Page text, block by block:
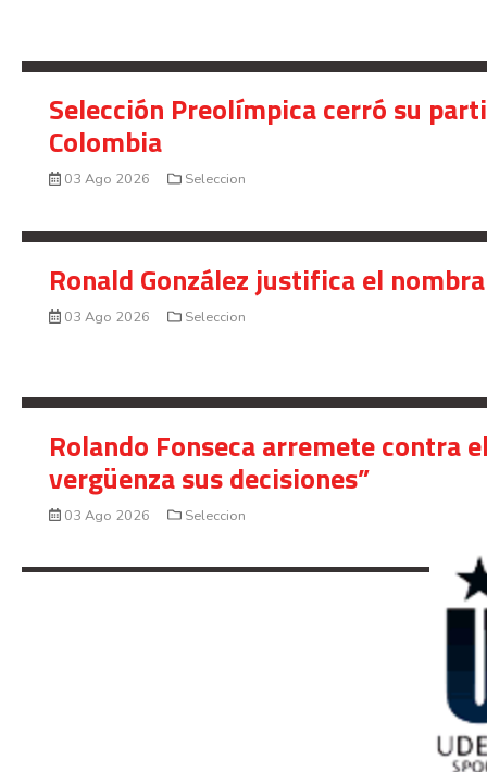
Selección Preolímpica cerró su
Colombia
03 Ago 2026 Seleccion
Ronald González justifica el
03 Ago 2026 Seleccion
Rolando Fonseca arremete contra
vergüenza sus decisiones”
03 Ago 2026 Seleccion